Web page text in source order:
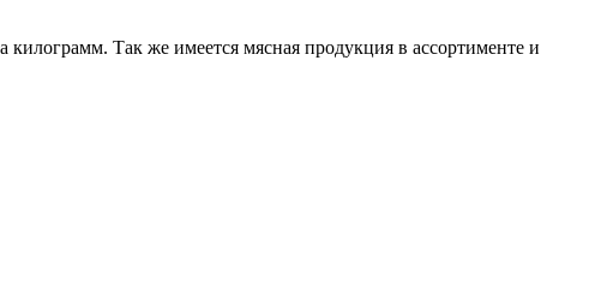
Так же имеется мясная продукция в ассортименте и